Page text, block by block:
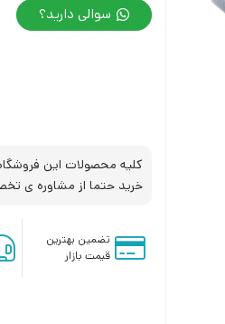
سوالی دارید؟
کلیه محصولات این
خرید حتما از مشاوره ی
تضمین بهترین
قیمت بازار